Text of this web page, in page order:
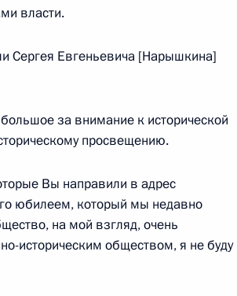
и успех»
власти.
Сергея Евгеньевича [Нарышкина]
за внимание к исторической
просвещению.
Вы направили в адрес
юбилеем, который мы недавно
на мой взгляд, очень
историческим обществом, я не буду